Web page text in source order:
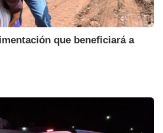
que beneficiará a